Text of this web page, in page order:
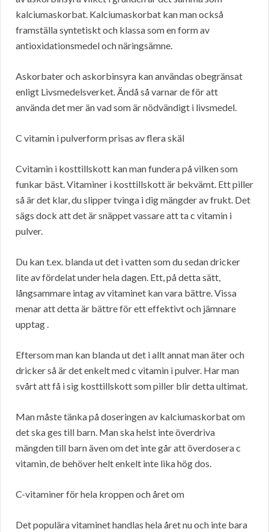
kalciumaskorbat. Kalciumaskorbat kan man också
framställa syntetiskt och klassa som en form av
antioxidationsmedel och näringsämne.
Askorbater och askorbinsyra kan användas obegränsat
enligt Livsmedelsverket. Ändå så varnar de för att
använda det mer än vad som är nödvändigt i livsmedel.
C vitamin i pulverform prisas av flera skäl
Cvitamin i kosttillskott kan man fundera på vilken som
funkar bäst. Vitaminer i kosttillskott är bekvämt. Ett piller
så är det klar, du slipper tvinga i dig mängder av frukt. Det
sägs dock att det är snäppet vassare att ta c vitamin i
pulver.
Du kan t.ex. blanda ut det i vatten som du sedan dricker
lite av fördelat under hela dagen. Ett, på detta sätt,
långsammare intag av vitaminet kan vara bättre. Vissa
menar att detta är bättre för ett effektivt och jämnare
upptag .
Eftersom man kan blanda ut det i allt annat man äter och
dricker så är det enkelt med c vitamin i pulver. Har man
svårt att få i sig kosttillskott som piller blir detta ultimat.
Man måste tänka på doseringen av kalciumaskorbat om
det ska ges till barn. Man ska helst inte överdriva
mängden till barn även om det inte går att överdosera c
vitamin, de behöver helt enkelt inte lika hög dos.
C-vitaminer för hela kroppen och året om
Det populära vitaminet handlas hela året nu och inte bara